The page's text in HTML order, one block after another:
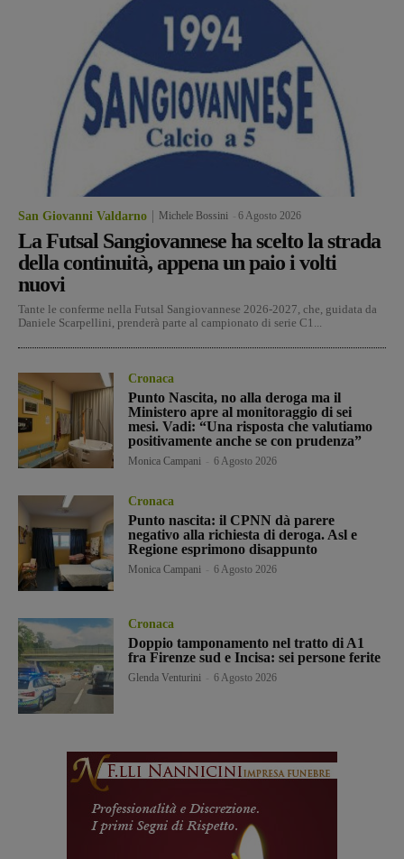
San Giovanni Valdarno Michele Bossini 6 Agosto 2026
La Futsal Sangiovannese ha scelto la strada
della continuità, appena un paio i volti
nuovi
Tante le conferme nella Futsal Sangiovannese 2026-2027, che, guidata da
Daniele Scarpellini, prenderà parte al campionato di serie C1...
Cronaca
Punto Nascita, no alla deroga ma il
Ministero apre al monitoraggio di sei
mesi. Vadi: “Una risposta che valutiamo
positivamente anche se con prudenza”
Monica Campani 6 Agosto 2026
Cronaca
Punto nascita: il CPNN dà parere
negativo alla richiesta di deroga. Asl e
Regione esprimono disappunto
Monica Campani 6 Agosto 2026
Cronaca
Doppio tamponamento nel tratto di A1
fra Firenze sud e Incisa: sei persone ferite
Glenda Venturini 6 Agosto 2026